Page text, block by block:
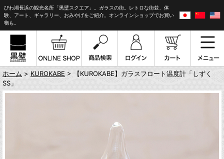
びわ湖長浜の観光名所「黒壁スクエア」。ガラスの街。レトロな街並、体
験、アート、ギャラリー、おみやげをご紹介。オンラインショップでお買い
物も。
ホーム > KUROKABE > 【KUROKABE】ガラスフロート温度計「しずく
SS」